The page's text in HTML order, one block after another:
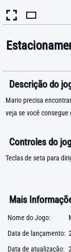
Descrição do
Mario precisa
veja se você
Controles do
Teclas de seta para
Mais
Nome do Jogo:
Data de lançamento:
Data de atualização: